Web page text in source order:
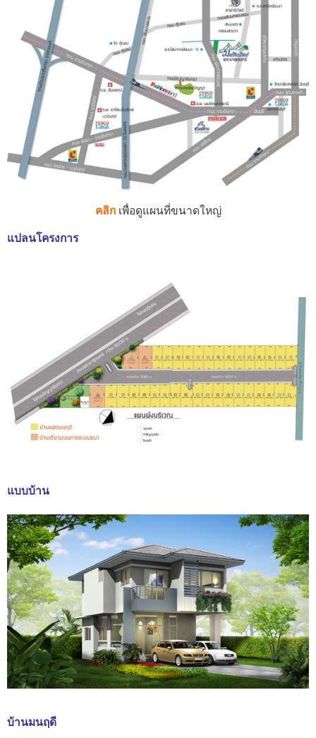
คลิก เพื่อดูแผนที่ขนาดใหญ่
แปลนโครงการ
แบบบ้าน
บ้านมนฤดี